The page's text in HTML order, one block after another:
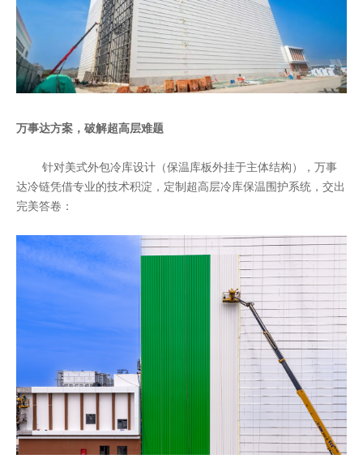
万事达方案，破解超高层难题
针对美式外包冷库设计（保温库板外挂于主体结构），万事
达冷链凭借专业的技术积淀，定制超高层冷库保温围护系统，交出
完美答卷：